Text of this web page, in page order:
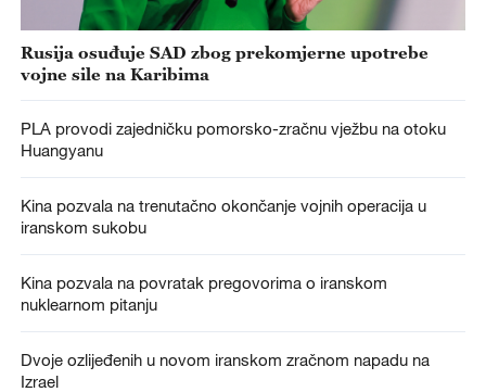
Rusija osuđuje SAD zbog prekomjerne upotrebe
vojne sile na Karibima
PLA provodi zajedničku pomorsko-zračnu vježbu na otoku
Huangyanu
Kina pozvala na trenutačno okončanje vojnih operacija u
iranskom sukobu
Kina pozvala na povratak pregovorima o iranskom
nuklearnom pitanju
Dvoje ozlijeđenih u novom iranskom zračnom napadu na
Izrael